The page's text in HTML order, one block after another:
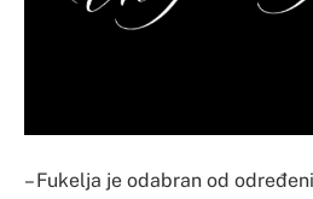
– Fukelja je odabran od